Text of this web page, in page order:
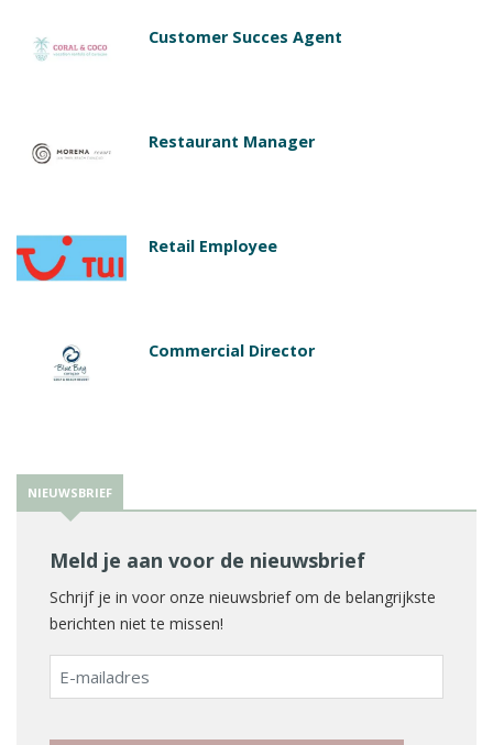
Customer Succes Agent
Restaurant Manager
Retail Employee
Commercial Director
NIEUWSBRIEF
Meld je aan voor de nieuwsbrief
Schrijf je in voor onze nieuwsbrief om de belangrijkste
berichten niet te missen!
E-
mailadres